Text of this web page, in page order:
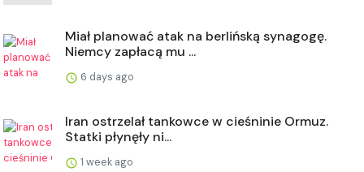
Miał planować atak na berlińską synagogę.
Niemcy zapłacą mu ...
6 days ago
Iran ostrzelał tankowce w cieśninie Ormuz.
Statki płynęły ni...
1 week ago